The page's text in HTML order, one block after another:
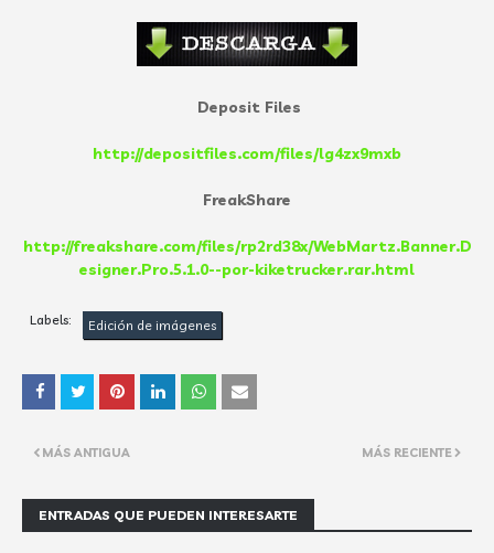
Deposit Files
http://depositfiles.com/files/lg4zx9mxb
FreakShare
http://freakshare.com/files/rp2rd38x/WebMartz.Banner.D
esigner.Pro.5.1.0--por-kiketrucker.rar.html
Labels: Edición de imágenes
MÁS RECIENTE
MÁS ANTIGUA
ENTRADAS QUE PUEDEN INTERESARTE